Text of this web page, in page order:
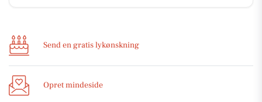
Send en gratis lykønskning
Opret mindeside